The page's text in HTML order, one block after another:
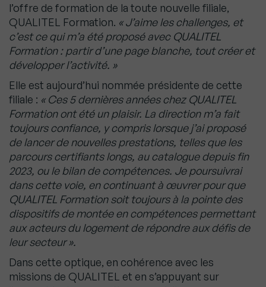
l’offre de formation de la toute nouvelle filiale,
QUALITEL Formation. « J’aime les challenges, et
c’est ce qui m’a été proposé avec QUALITEL
Formation : partir d’une page blanche, tout créer et
développer l’activité. »
Elle est aujourd’hui nommée présidente de cette
filiale : « Ces 5 dernières années chez QUALITEL
Formation ont été un plaisir. La direction m’a fait
toujours confiance, y compris lorsque j’ai proposé
de lancer de nouvelles prestations, telles que les
parcours certifiants longs, au catalogue depuis fin
2023, ou le bilan de compétences. Je poursuivrai
dans cette voie, en continuant à œuvrer pour que
QUALITEL Formation soit toujours à la pointe des
dispositifs de montée en compétences permettant
aux acteurs du logement de répondre aux défis de
leur secteur ».
Dans cette optique, en cohérence avec les
missions de QUALITEL et en s’appuyant sur